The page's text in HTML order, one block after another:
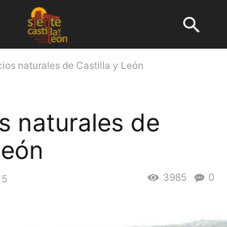
naturales de Castilla y León
naturales de
0
3985